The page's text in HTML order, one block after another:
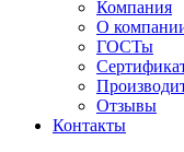
Компания
О
ГОСТы
Отзывы
Контакты